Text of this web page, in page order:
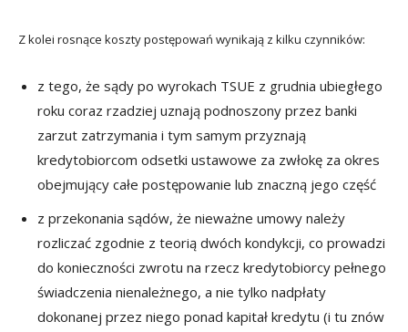
Z kolei rosnące koszty postępowań wynikają z kilku czynników:
z tego, że sądy po wyrokach TSUE z grudnia ubiegłego
roku coraz rzadziej uznają podnoszony przez banki
zarzut zatrzymania i tym samym przyznają
kredytobiorcom odsetki ustawowe za zwłokę za okres
obejmujący całe postępowanie lub znaczną jego część
z przekonania sądów, że nieważne umowy należy
rozliczać zgodnie z teorią dwóch kondykcji, co prowadzi
do konieczności zwrotu na rzecz kredytobiorcy pełnego
świadczenia nienależnego, a nie tylko nadpłaty
dokonanej przez niego ponad kapitał kredytu (i tu znów